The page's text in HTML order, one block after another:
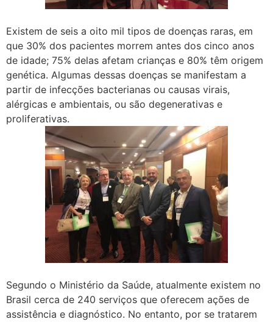
Existem de seis a oito mil tipos de doenças raras, em
que 30% dos pacientes morrem antes dos cinco anos
de idade; 75% delas afetam crianças e 80% têm origem
genética. Algumas dessas doenças se manifestam a
partir de infecções bacterianas ou causas virais,
alérgicas e ambientais, ou são degenerativas e
proliferativas.
Segundo o Ministério da Saúde, atualmente existem no
Brasil cerca de 240 serviços que oferecem ações de
assistência e diagnóstico. No entanto, por se tratarem